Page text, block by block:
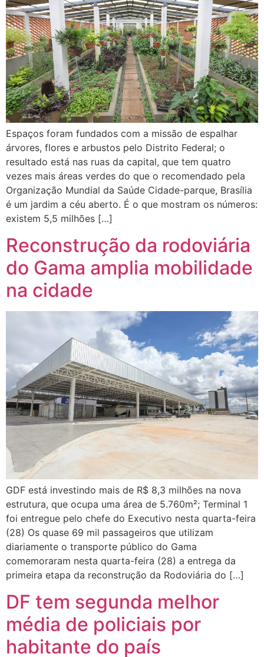
Espaços foram fundados com a missão de espalhar
árvores, flores e arbustos pelo Distrito Federal; o
resultado está nas ruas da capital, que tem quatro
vezes mais áreas verdes do que o recomendado pela
Organização Mundial da Saúde Cidade-parque, Brasília
é um jardim a céu aberto. É o que mostram os números:
existem 5,5 milhões […]
Reconstrução da rodoviária
do Gama amplia mobilidade
na cidade
GDF está investindo mais de R$ 8,3 milhões na nova
estrutura, que ocupa uma área de 5.760m²; Terminal 1
foi entregue pelo chefe do Executivo nesta quarta-feira
(28) Os quase 69 mil passageiros que utilizam
diariamente o transporte público do Gama
comemoraram nesta quarta-feira (28) a entrega da
primeira etapa da reconstrução da Rodoviária do […]
DF tem segunda melhor
média de policiais por
habitante do país